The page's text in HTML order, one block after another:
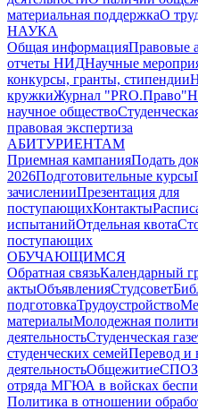
материальная поддержкаО
НАУКА
Общая информацияПравовые
отчеты НИДНаучные
конкурсы, гранты, стипендии
кружкиЖурнал "PRO.Право"
научное общество
правовая экспертиза
АБИТУРИЕНТАМ
Приемная кампанияПодать
2026Подготовительные курсы
зачисленииПрезентация для
поступающихКонтакты
испытанийОтдельная квота
поступающих
ОБУЧАЮЩИМСЯ
Обратная связьКалендарный
актыОбъявленияСтудсовет
подготовкаТрудоустройство
материалыМолодежная
деятельностьСтуденческая
студенческих семейПеревод и
деятельностьОбщежитиеСПО
отряда МГЮА в войсках
Политика в отношении